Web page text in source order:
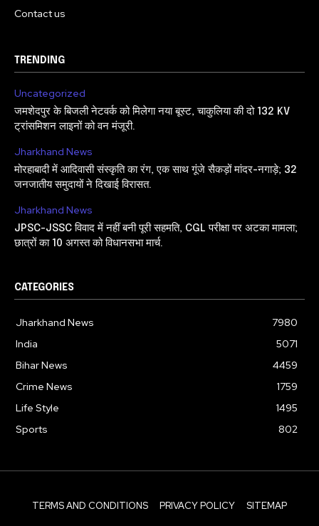
Contact us
TRENDING
Uncategorized
जमशेदपुर के बिजली नेटवर्क को मिलेगा नया बूस्ट, चाकुलिया की दो 132 KV
ट्रांसमिशन लाइनों को वन मंजूरी.
Jharkhand News
मोरहाबादी में आदिवासी संस्कृति का रंग, एक साथ गूंजे सैकड़ों मांदर-नगाड़े; 32
जनजातीय समुदायों ने दिखाई विरासत.
Jharkhand News
JPSC-JSSC विवाद में नहीं बनी पूरी सहमति, CGL परीक्षा पर अटका मामला;
छात्रों का 10 अगस्त को विधानसभा मार्च.
CATEGORIES
Jharkhand News
7980
India
5071
Bihar News
4459
Crime News
1759
Life Style
1495
Sports
802
TERMS AND CONDITIONS PRIVACY POLICY SITEMAP